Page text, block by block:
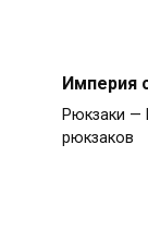
Империя
Рюкзаки —
рюкзаков